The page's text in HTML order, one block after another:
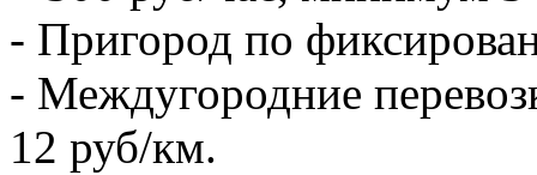
- Пригород по
- Междугородние
12 руб/км.